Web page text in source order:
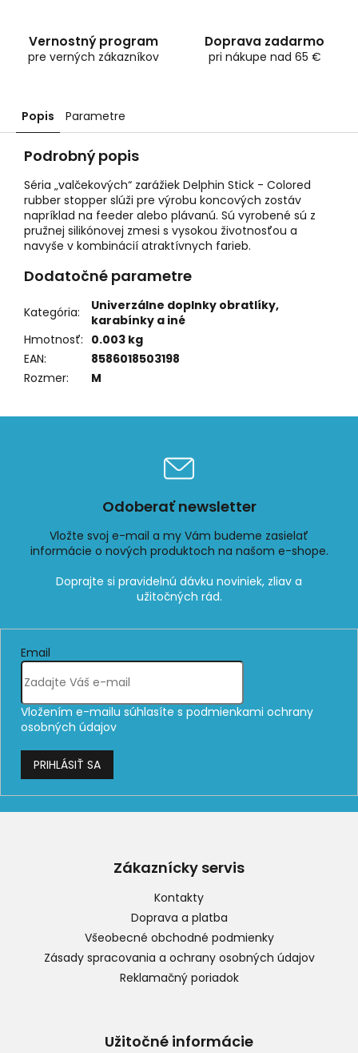
Vernostný program
pre verných zákazníkov
Doprava zadarmo
pri nákupe nad 65 €
Popis Parametre
Podrobný popis
Séria „valčekových“ zarážiek Delphin Stick - Colored
rubber stopper slúži pre výrobu koncových zostáv
napríklad na feeder alebo plávanú. Sú vyrobené sú z
pružnej silikónovej zmesi s vysokou životnosťou a
navyše v kombinácií atraktívnych farieb.
Dodatočné parametre
Kategória:
Univerzálne doplnky obratlíky,
karabínky a iné
Hmotnosť: 0.003 kg
EAN:
8586018503198
Rozmer: M
Odoberať newsletter
Vložte svoj e-mail a my Vám budeme zasielať
informácie o nových produktoch na našom e-shope.
Email
Vložením e-mailu súhlasíte s podmienkami ochrany
osobných údajov
PRIHLÁSIŤ SA
Zákaznícky servis
Kontakty
Doprava a platba
Všeobecné obchodné podmienky
Zásady spracovania a ochrany osobných údajov
Reklamačný poriadok
Užitočné informácie